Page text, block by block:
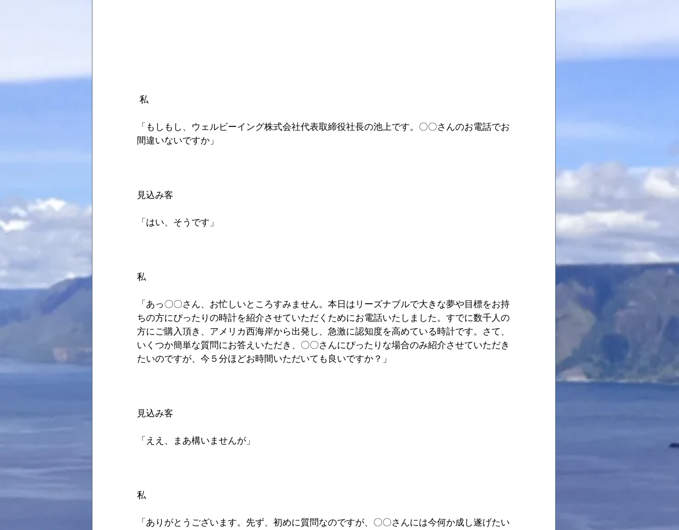
私
「もしもし、ウェルビーイング株式会社代表取締役社長の池上です。〇〇さんのお電話でお
間違いないですか」
見込み客
「はい、そうです」
私
「あっ〇〇さん、お忙しいところすみません。本日はリーズナブルで大きな夢や目標をお持
ちの方にぴったりの時計を紹介させていただくためにお電話いたしました。すでに数千人の
方にご購入頂き、アメリカ西海岸から出発し、急激に認知度を高めている時計です。さて、
いくつか簡単な質問にお答えいただき、〇〇さんにぴったりな場合のみ紹介させていただき
たいのですが、今５分ほどお時間いただいても良いですか？」
見込み客
「ええ、まあ構いませんが」
私
「ありがとうございます。先ず、初めに質問なのですが、〇〇さんには今何か成し遂げたい